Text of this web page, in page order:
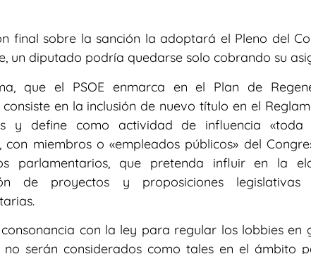
final sobre la sanción la adoptará el Pleno del
un diputado podría quedarse solo cobrando su
que el PSOE enmarca en el Plan de
consiste en la inclusión de nuevo título en el
y define como actividad de influencia «toda
con miembros o «empleados públicos» del
parlamentarios, que pretenda influir en la
de proyectos y proposiciones
consonancia con la ley para regular los lobbies en
no serán considerados como tales en el ámbito